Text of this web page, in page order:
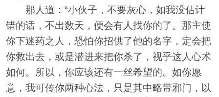
那人道：“小伙子，不要灰心，如我没估计
错的话，不出数天，便会有人找你的了。那主使
你下迷药之人，恐怕你招供了他的名字，定会把
你救出去，或是潜进来把你杀了，视乎这人心术
如何。所以，你应该还有一丝希望的。如你愿
意，我可传你两种心法，只是其中略带邪门，以